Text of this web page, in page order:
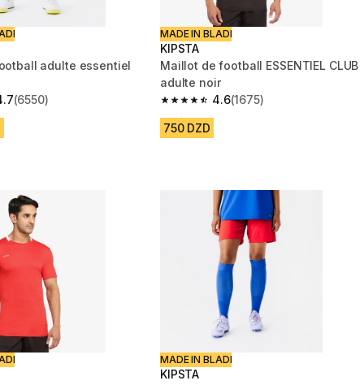
adulte essentiel
stars from 6550 reviews
(6550)
MADE IN BLADI
KIPSTA
Maillot de football ESSENTIEL CLUB
adulte noir
4.6
4.6 out of 5 stars from 1675 reviews
(1675)
750 DZD
MADE IN BLADI
KIPSTA